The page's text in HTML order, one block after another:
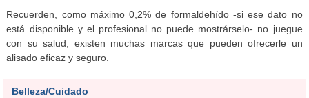
Recuerden, como máximo 0,2% de formaldehído -si ese dato no
está disponible y el profesional no puede mostrárselo- no juegue
con su salud; existen muchas marcas que pueden ofrecerle un
alisado eficaz y seguro.
Belleza/Cuidado